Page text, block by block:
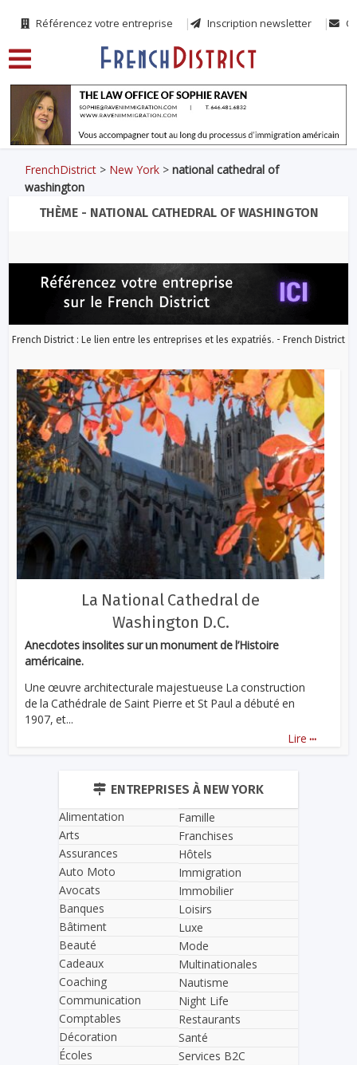
Référencez votre entreprise Inscription newsletter
FrenchDistrict > New York >national cathedral of
washington
THÈME - NATIONAL CATHEDRAL OF WASHINGTON
French District : Le lien entre les entreprises et les expatriés. - French District
La National Cathedral de
Washington D.C.
Anecdotes insolites sur un monument de l’Histoire
américaine.
Une œuvre architecturale majestueuse La construction
de la Cathédrale de Saint Pierre et St Paul a débuté en
1907, et...
Lire ...
ENTREPRISES À NEW YORK
Alimentation
Arts
Assurances
Auto Moto
Avocats
Banques
Bâtiment
Beauté
Cadeaux
Coaching
Communication
Comptables
Décoration
Écoles
Famille
Franchises
Hôtels
Immigration
Immobilier
Loisirs
Luxe
Mode
Multinationales
Nautisme
Night Life
Restaurants
Santé
Services B2C